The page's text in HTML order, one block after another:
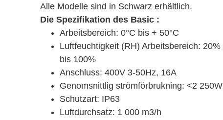
Alle Modelle sind in Schwarz erhältlich.
Die Spezifikation des Basic :
Arbeitsbereich: 0°C bis + 50°C
Luftfeuchtigkeit (RH) Arbeitsbereich: 20%
bis 100%
Anschluss: 400V 3-50Hz, 16A
Genomsnittlig strömförbrukning: <2 250W
Schutzart: IP63
Luftdurchsatz: 1 000 m3/h